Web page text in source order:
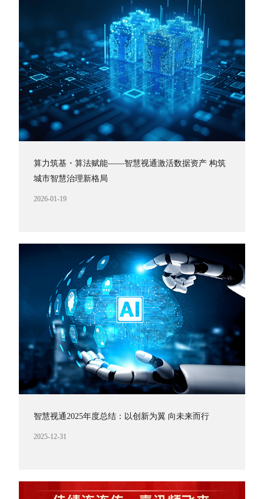
算力筑基・算法赋能——智慧视通激活数据资产 构筑
城市智慧治理新格局
2026-01-19
智慧视通2025年度总结：以创新为翼 向未来而行
2025-12-31